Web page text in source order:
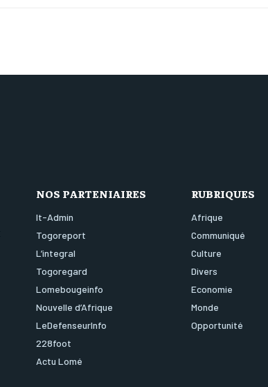
NOS PARTENIAIRES
It-Admin
Togoreport
L’integral
Togoregard
Lomebougeinfo
Nouvelle d’Afrique
LeDefenseurInfo
228foot
Actu Lomé
RUBRIQUES
Afrique
Communiqué
Culture
Divers
Economie
Monde
Opportunité